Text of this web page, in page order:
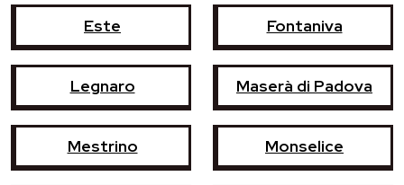
Este Fontaniva
Legnaro Maserà di Padova
Mestrino Monselice